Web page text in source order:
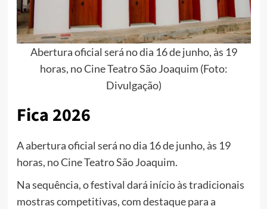
Abertura oficial será no dia 16 de junho, às 19
horas, no Cine Teatro São Joaquim (Foto:
Divulgação)
Fica 2026
A abertura oficial será no dia 16 de junho, às 19
horas, no Cine Teatro São Joaquim.
Na sequência, o festival dará início às tradicionais
mostras competitivas, com destaque para a